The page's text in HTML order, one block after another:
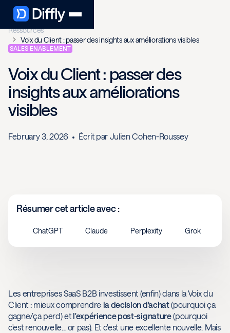
Ressources
Voix du Client : passer des insights aux améliorations visibles
SALES ENABLEMENT
Voix du Client : passer des
insights aux améliorations
visibles
February 3, 2026 Écrit par Julien Cohen-Roussey
Résumer cet article avec :
ChatGPT Claude Perplexity Grok
Les entreprises SaaS B2B investissent (enfin) dans la Voix du
Client : mieux comprendre la decision d'achat(pourquoi ça
gagne/ça perd) et l'expérience post-signature(pourquoi
c'est renouvelle... or pas). Et c'est une excellente nouvelle. Mais